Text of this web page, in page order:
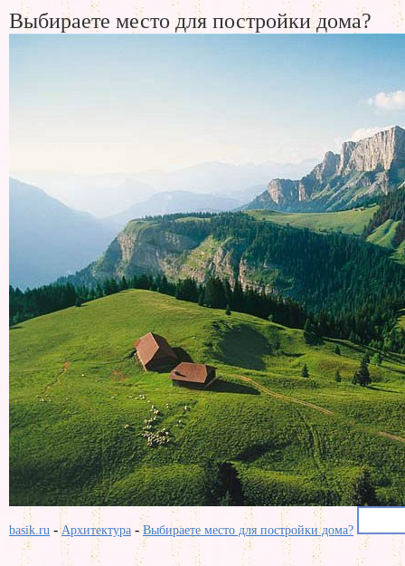
Выбираете место для постройки дома?
basik.ru -Архитектура -Выбираете место для постройки дома?